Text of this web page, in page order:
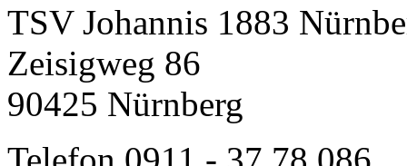
TSV Johannis 1883
Zeisigweg 86
90425 Nürnberg